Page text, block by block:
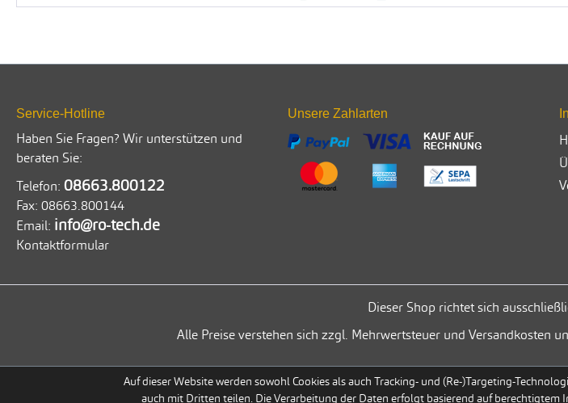
Service-Hotline
Haben Sie Fragen? Wir unterstützen und
beraten Sie:
Telefon: 08663.800122
Fax: 08663.800144
Email: info@ro-tech.de
Kontaktformular
Unsere Zahlarten
Dieser Shop richtet sich
Alle Preise verstehen sich zzgl. Mehrwertsteuer und Versandkosten
Auf dieser Website werden sowohl Cookies als auch Tracking- und (Re-)Targeting-
auch mit Dritten teilen. Die Verarbeitung der Daten erfolgt basierend auf